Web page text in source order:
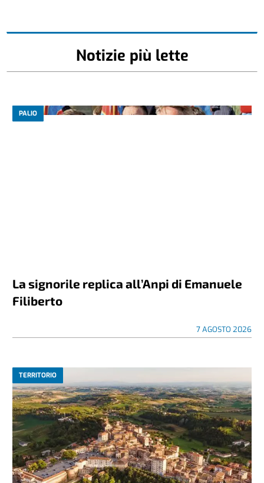
Notizie più lette
PALIO
La signorile replica all’Anpi di Emanuele
Filiberto
7 AGOSTO 2026
TERRITORIO